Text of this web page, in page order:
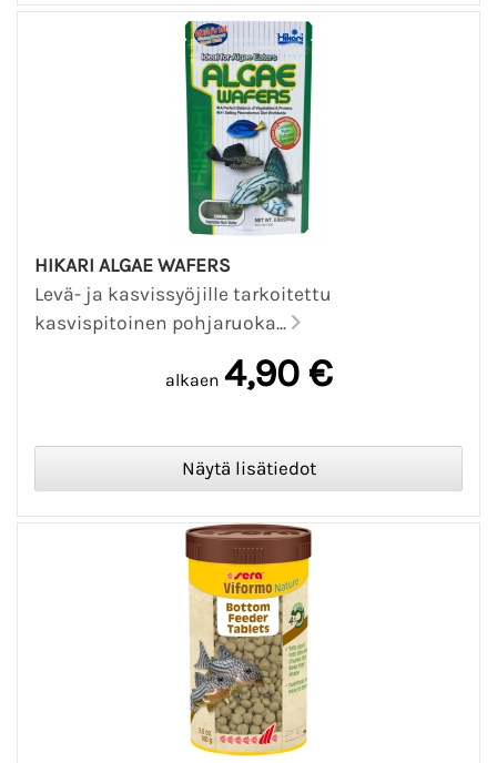
HIKARI ALGAE WAFERS
Levä- ja kasvissyöjille tarkoitettu
kasvispitoinen pohjaruoka...
alkaen 4,90 €